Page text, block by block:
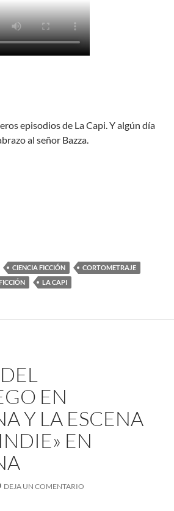
episodios de La Capi. Y algún día
al señor Bazza.
CIENCIA FICCIÓN
CORTOMETRAJE
LA CAPI
EN
Y LA ESCENA
EN
DEJA UN COMENTARIO